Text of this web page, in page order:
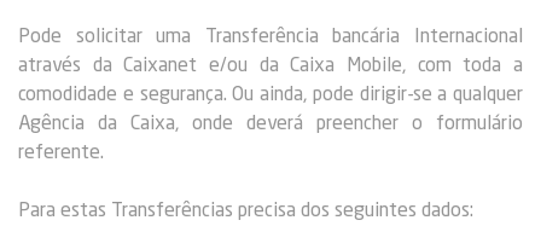
Pode solicitar uma Transferência bancária Internacional
através da Caixanet e/ou da Caixa Mobile, com toda a
comodidade e segurança. Ou ainda, pode dirigir-se a qualquer
Agência da Caixa, onde deverá preencher o formulário
referente.
Para estas Transferências precisa dos seguintes dados: